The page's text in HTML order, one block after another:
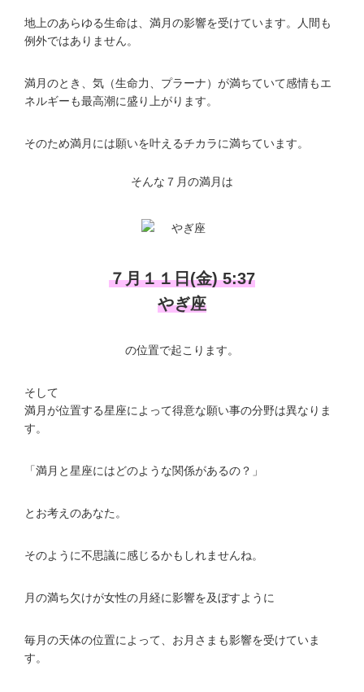
地上のあらゆる生命は、満月の影響を受けています。人間も
例外ではありません。
満月のとき、気（生命力、プラーナ）が満ちていて感情もエ
ネルギーも最高潮に盛り上がります。
そのため満月には願いを叶えるチカラに満ちています。
そんな７月の満月は
７月１１日(金) 5:37
やぎ座
の位置で起こります。
そして
満月が位置する星座によって得意な願い事の分野は異なりま
す。
「満月と星座にはどのような関係があるの？」
とお考えのあなた。
そのように不思議に感じるかもしれませんね。
月の満ち欠けが女性の月経に影響を及ぼすように
毎月の天体の位置によって、お月さまも影響を受けていま
す。